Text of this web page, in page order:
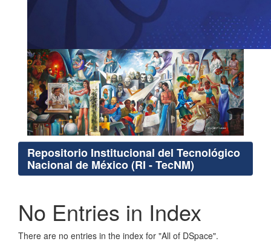
Repositorio Institucional del Tecnológico
Nacional de México (RI - TecNM)
No Entries in Index
There are no entries in the index for "All of DSpace".